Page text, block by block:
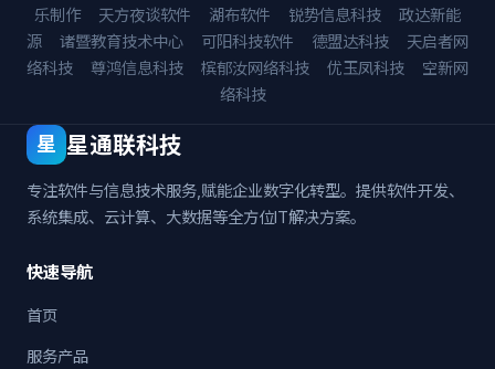
乐制作
天方夜谈软件 湖布软件 锐势信息科技
政达新能
源
诸暨教育技术中心 可阳科技软件 德盟达科技
天启者网
络科技
尊鸿信息科技 槟郁汝网络科技 优玉凤科技
空新网
络科技
星 星通联科技
专注软件与信息技术服务,赋能企业数字化转型。提供软件开发、
系统集成、云计算、大数据等全方位IT解决方案。
快速导航
首页
服务产品